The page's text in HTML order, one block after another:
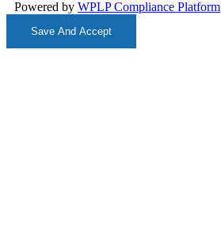
Powered by WPLP Compliance Platform
Save And Accept